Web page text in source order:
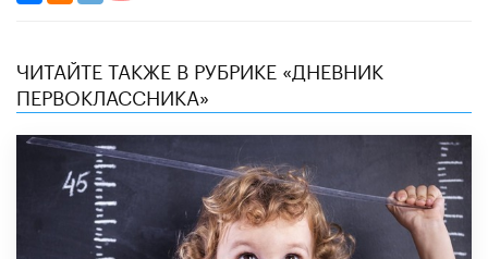
ЧИТАЙТЕ ТАКЖЕ В РУБРИКЕ «ДНЕВНИК
ПЕРВОКЛАССНИКА»